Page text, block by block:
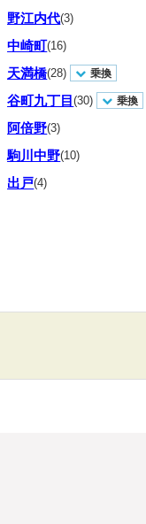
野江内代(3)
中崎町(16)
天満橋(28) 乗換
谷町九丁目(30) 乗換
阿倍野(3)
駒川中野(10)
出戸(4)